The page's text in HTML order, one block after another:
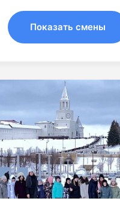
Показать смены